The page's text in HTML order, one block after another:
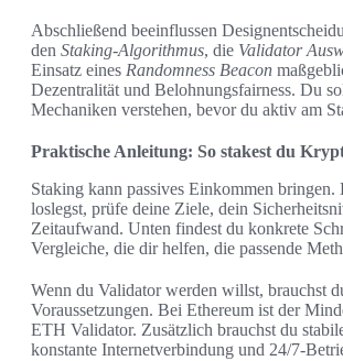
Abschließend beeinflussen
den Staking-Algorithmus, die Validator
Einsatz eines Randomness Beacon
Dezentralität und Belohnungsfairness. Du
Mechaniken verstehen, bevor du aktiv am
Praktische Anleitung: So stakest du
Staking kann passives Einkommen bringen.
loslegst, prüfe deine Ziele, dein
Zeitaufwand. Unten findest du konkrete
Vergleiche, die dir helfen, die passende
Wenn du Validator werden willst, brauchst
Voraussetzungen. Bei Ethereum ist der
ETH Validator. Zusätzlich brauchst du
konstante Internetverbindung und 24/7-